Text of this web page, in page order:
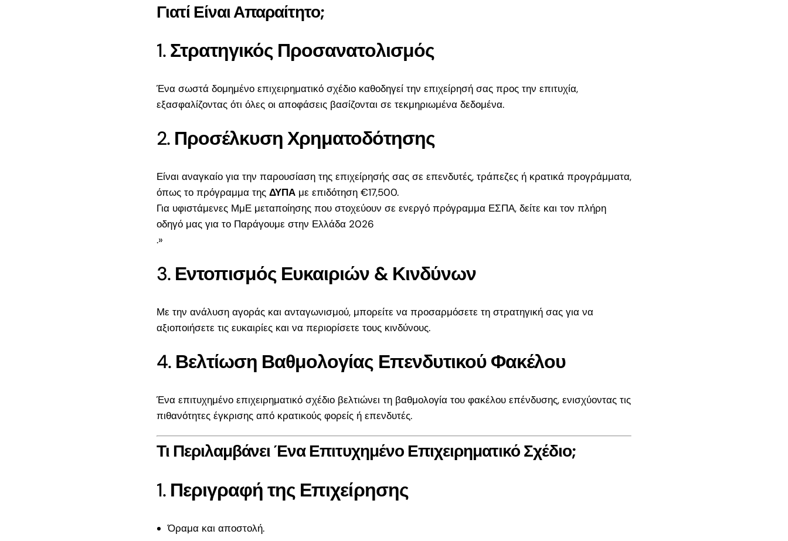
σχόλια
Search
for:
Πρόσφατα
Πήρες Έγκριση για
ΔΥΠΑ 18-29 17.500€
τους Δικαιούχους του
Προγράμματος
Ετων Αποτελέσματα
17.500€: Ενστάσεις
μέσω ΟΠΣΚΕ |
Επόμενα Βήματα
29: Τι κάνεις μετά την
αίτηση μέχρι τα
αποτελέσματα
Νέο Πρόγραμμα για
2026: Επιδότηση έως
36.000€
ΕΣΠΑ «Παράγουμε
Γιατί Είναι Απαραίτητο;
1.Στρατηγικός Προσανατολισμός
Ένα σωστά δομημένο επιχειρηματικό σχέδιο καθοδηγεί την επιχείρησή σας προς την επιτυχία,
εξασφαλίζοντας ότι όλες οι αποφάσεις βασίζονται σε τεκμηριωμένα δεδομένα.
2. Προσέλκυση Χρηματοδότησης
Είναι αναγκαίο για την παρουσίαση της επιχείρησής σας σε επενδυτές, τράπεζες ή κρατικά προγράμματα,
όπως το πρόγραμμα της ΔΥΠΑμε επιδότηση €17,500.
Για υφιστάμενες ΜμΕ μεταποίησης που στοχεύουν σε ενεργό πρόγραμμα ΕΣΠΑ, δείτε και τον πλήρη
οδηγό μας για τοΠαράγουμε στην Ελλάδα 2026
.»
3. Εντοπισμός Ευκαιριών & Κινδύνων
Με την ανάλυση αγοράς και ανταγωνισμού, μπορείτε να προσαρμόσετε τη στρατηγική σας για να
αξιοποιήσετε τις ευκαιρίες και να περιορίσετε τους κινδύνους.
4. Βελτίωση Βαθμολογίας Επενδυτικού Φακέλου
Ένα επιτυχημένο επιχειρηματικό σχέδιο βελτιώνει τη βαθμολογία του φακέλου επένδυσης, ενισχύοντας τις
πιθανότητες έγκρισης από κρατικούς φορείς ή επενδυτές.
Τι Περιλαμβάνει Ένα Επιτυχημένο Επιχειρηματικό Σχέδιο;
1. Περιγραφή της Επιχείρησης
Όραμα και αποστολή.